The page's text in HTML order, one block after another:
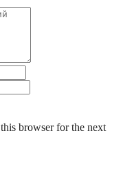
browser for the next